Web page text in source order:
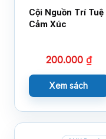
Cội Nguồn Trí Tuệ
Cảm Xúc
200.000 ₫
Xem sách